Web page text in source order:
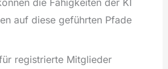
auf diese geführten Pfade
registrierte Mitglieder